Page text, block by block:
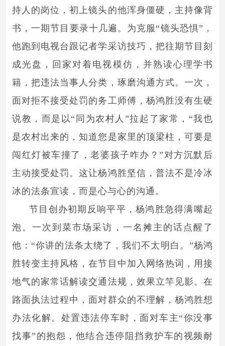
持人的岗位，初上镜头的他浑身僵硬，主持像背
书，一期节目要录十几遍。为克服“镜头恐惧”，
他跑到电视台跟记者学采访技巧，把往期节目刻
成光盘，回家对着电视模仿，并熟读心理学书
籍，把违法当事人分类，琢磨沟通方式。一次，
面对拒不接受处罚的务工师傅，杨鸿胜没有生硬
说教，而是以“同为农村人”拉起了家常，“我也
是农村出来的，知道您是家里的顶梁柱，可要是
闯红灯被车撞了，老婆孩子咋办？”对方沉默后
主动接受处罚。这让杨鸿胜坚信，普法不是冷冰
冰的法条宣读，而是心与心的沟通。
节目创办初期反响平平，杨鸿胜急得满嘴起
泡。一次到菜市场采访，一名摊主的话点醒了
他：“你讲的法条太绕了，我们不太明白。”杨鸿
胜转变主持风格，在节目中加入网络热词，用接
地气的家常话解读交通法规，效果立竿见影。在
路面执法过程中，面对群众的不理解，杨鸿胜想
办法化解。处置违法停车时，面对车主“你没事
找事”的抱怨，他结合违停阻挡救护车的视频耐